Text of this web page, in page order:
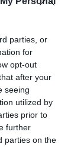
parties, or
for
opt-out
after your
seeing
utilized by
prior to
further
parties on the